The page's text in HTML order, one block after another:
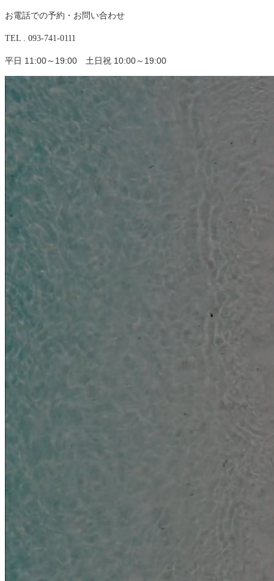
お電話での予約・お問い合わせ
TEL . 093-741-0111
平日 11:00～19:00 土日祝 10:00～19:00